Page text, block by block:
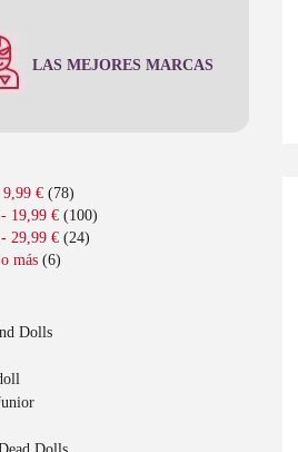
LAS MEJORES MARCAS
9,99 € (78)
- 19,99 € (100)
- 29,99 € (24)
o más (6)